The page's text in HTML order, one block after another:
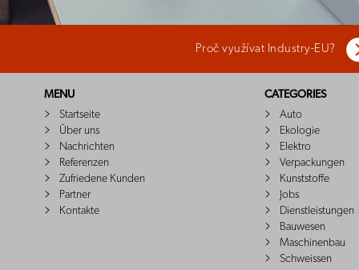
Proč využívat Industry-EU?
MENU
Startseite
Über uns
Nachrichten
Referenzen
Zufriedene Kunden
Partner
Kontakte
CATEGORIES
Auto
Ekologie
Elektro
Verpackungen
Kunststoffe
Jobs
Dienstleistungen
Bauwesen
Maschinenbau
Schweissen